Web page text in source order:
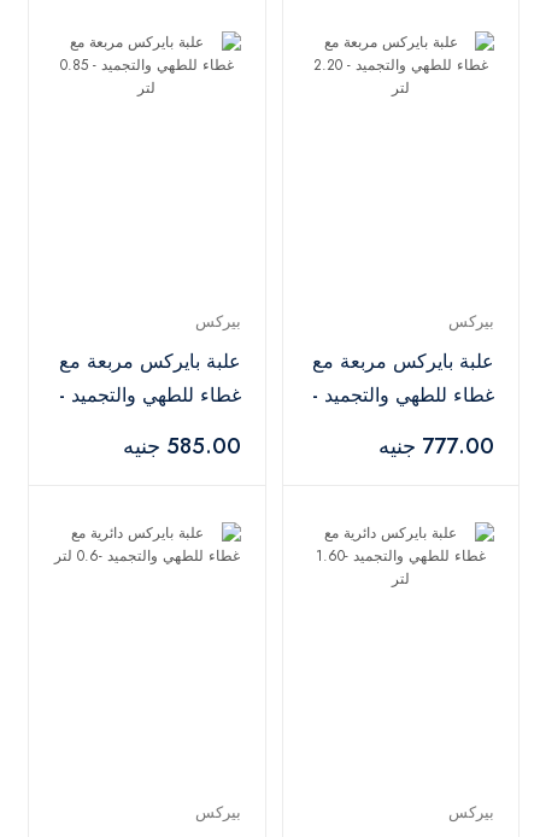
بيركس
علبة بايركس مربعة مع
غطاء للطهي والتجميد -
777.00 جنيه
بيركس
علبة بايركس مربعة مع
غطاء للطهي والتجميد -
585.00 جنيه
بيركس بيركس